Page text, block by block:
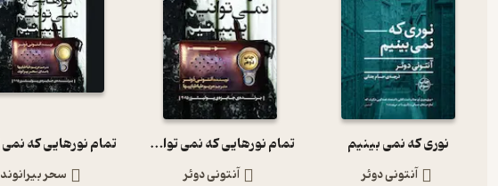
نوری که نمی بینیم
آنتونی دوئر
تمام نورهایی که نمی توانیم ببینیم
آنتونی دوئر
سحر بیرانوند